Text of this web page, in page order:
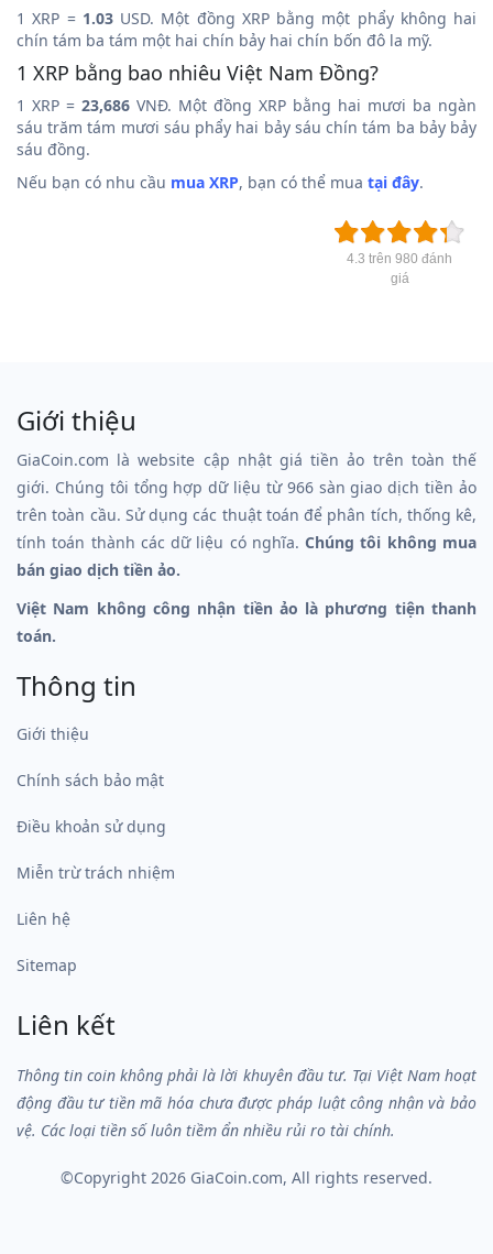
1 XRP = 1.03USD. Một đồng XRP bằng một phẩy không hai
chín tám ba tám một hai chín bảy hai chín bốn đô la mỹ.
1 XRP bằng bao nhiêu Việt Nam Đồng?
1 XRP = 23,686 VNĐ. Một đồng XRP bằng hai mươi ba ngàn
sáu trăm tám mươi sáu phẩy hai bảy sáu chín tám ba bảy bảy
sáu đồng.
Nếu bạn có nhu cầu mua XRP, bạn có thể mua tại đây.
4.3 trên 980 đánh
giá
Giới thiệu
GiaCoin.com là website cập nhật giá tiền ảo trên toàn thế
giới. Chúng tôi tổng hợp dữ liệu từ 966 sàn giao dịch tiền ảo
trên toàn cầu. Sử dụng các thuật toán để phân tích, thống kê,
tính toán thành các dữ liệu có nghĩa.Chúng tôi không mua
bán giao dịch tiền ảo.
Việt Nam không công nhận tiền ảo là phương tiện thanh
toán.
Thông tin
Giới thiệu
Chính sách bảo mật
Điều khoản sử dụng
Miễn trừ trách nhiệm
Liên hệ
Sitemap
Liên kết
Thông tin coin không phải là lời khuyên đầu tư. Tại Việt Nam hoạt
động đầu tư tiền mã hóa chưa được pháp luật công nhận và bảo
vệ. Các loại tiền số luôn tiềm ẩn nhiều rủi ro tài chính.
©Copyright 2026 GiaCoin.com, All rights reserved.